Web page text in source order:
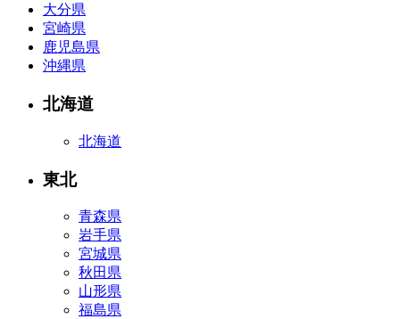
大分県
宮崎県
鹿児島県
沖縄県
北海道
北海道
東北
青森県
岩手県
宮城県
秋田県
山形県
福島県